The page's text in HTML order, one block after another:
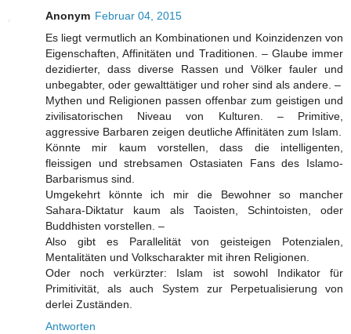
Anonym Februar 04, 2015
Es liegt vermutlich an Kombinationen und Koinzidenzen von
Eigenschaften, Affinitäten und Traditionen. – Glaube immer
dezidierter, dass diverse Rassen und Völker fauler und
unbegabter, oder gewalttätiger und roher sind als andere. –
Mythen und Religionen passen offenbar zum geistigen und
zivilisatorischen Niveau von Kulturen. – Primitive,
aggressive Barbaren zeigen deutliche Affinitäten zum Islam.
Könnte mir kaum vorstellen, dass die intelligenten,
fleissigen und strebsamen Ostasiaten Fans des Islamo-
Barbarismus sind.
Umgekehrt könnte ich mir die Bewohner so mancher
Sahara-Diktatur kaum als Taoisten, Schintoisten, oder
Buddhisten vorstellen. –
Also gibt es Parallelität von geisteigen Potenzialen,
Mentalitäten und Volkscharakter mit ihren Religionen.
Oder noch verkürzter: Islam ist sowohl Indikator für
Primitivität, als auch System zur Perpetualisierung von
derlei Zuständen.
Antworten